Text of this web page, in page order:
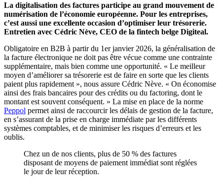
La digitalisation des factures participe au grand mouvement de
numérisation de l’économie européenne. Pour les entreprises,
c’est aussi une excellente occasion d’optimiser leur trésorerie.
Entretien avec Cédric Nève, CEO de la fintech belge Digiteal.
Obligatoire en B2B à partir du 1er janvier 2026, la généralisation de
la facture électronique ne doit pas être vécue comme une contrainte
supplémentaire, mais bien comme une opportunité. « Le meilleur
moyen d’améliorer sa trésorerie est de faire en sorte que les clients
paient plus rapidement », nous assure Cédric Nève. « On économise
ainsi des frais bancaires pour des crédits ou du factoring, dont le
montant est souvent conséquent. » La mise en place de la norme
Peppol permet ainsi de raccourcir les délais de gestion de la facture,
en s’assurant de la prise en charge immédiate par les différents
systèmes comptables, et de minimiser les risques d’erreurs et les
oublis.
Chez un de nos clients, plus de 50 % des factures
disposant de moyens de paiement immédiat sont réglées
le jour de leur réception.